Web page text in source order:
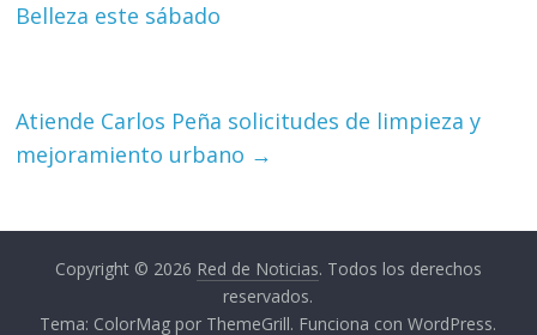
Belleza este sábado
Atiende Carlos Peña solicitudes de limpieza y
mejoramiento urbano →
Copyright © 2026 Red de Noticias. Todos los derechos
reservados.
Tema: ColorMag por ThemeGrill. Funciona conWordPress.